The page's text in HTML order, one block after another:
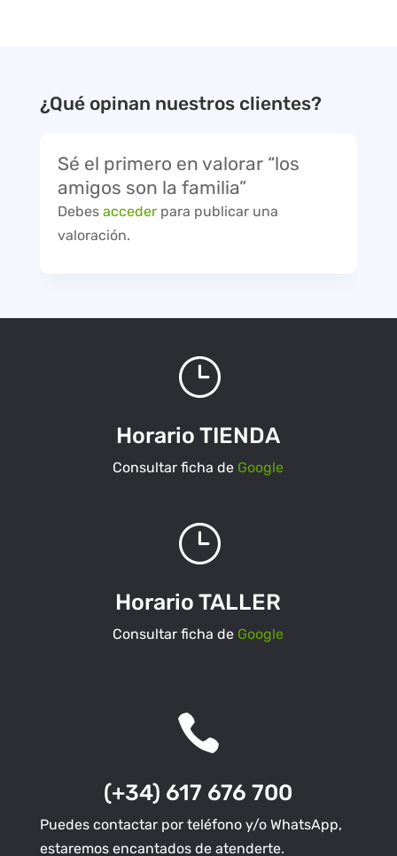
¿Qué opinan nuestros clientes?
Sé el primero en valorar “los
amigos son la familia”
Debes accederpara publicar una
valoración.
}
Horario TIENDA
Consultar ficha de Google
}
Horario TALLER
Consultar ficha de Google

(+34) 617 676 700
Puedes contactar por teléfono y/o WhatsApp,
estaremos encantados de atenderte.